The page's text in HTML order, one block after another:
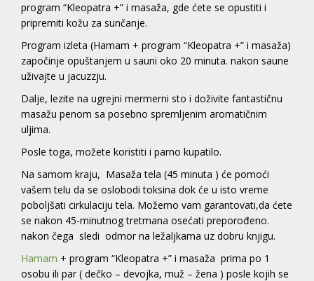
program “Kleopatra +” i masaža, gde ćete se opustiti i
pripremiti kožu za sunčanje.
Program izleta (Hamam + program “Kleopatra +” i masaža)
započinje opuštanjem u sauni oko 20 minuta. nakon saune
uživajte u jacuzzju.
Dalje, lezite na ugrejni mermerni sto i doživite fantastičnu
masažu penom sa posebno spremljenim aromatičnim
uljima.
Posle toga, možete koristiti i parno kupatilo.
Na samom kraju, Masaža tela (45 minuta ) će pomoći
vašem telu da se oslobodi toksina dok će u isto vreme
poboljšati cirkulaciju tela. Možemo vam garantovati,da ćete
se nakon 45-minutnog tretmana osećati preporođeno.
nakon čega sledi odmor na ležaljkama uz dobru knjigu.
Hamam + program “Kleopatra +” i masaža prima po 1
osobu ili par ( dečko – devojka, muž – žena ) posle kojih se